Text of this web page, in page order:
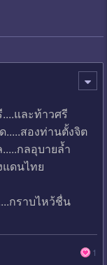
และท้าวศรี
.....สองท่านตั้งจิต
กลอุบายล้ำ
แดนไทย
กราบไหว้ชื่น
1